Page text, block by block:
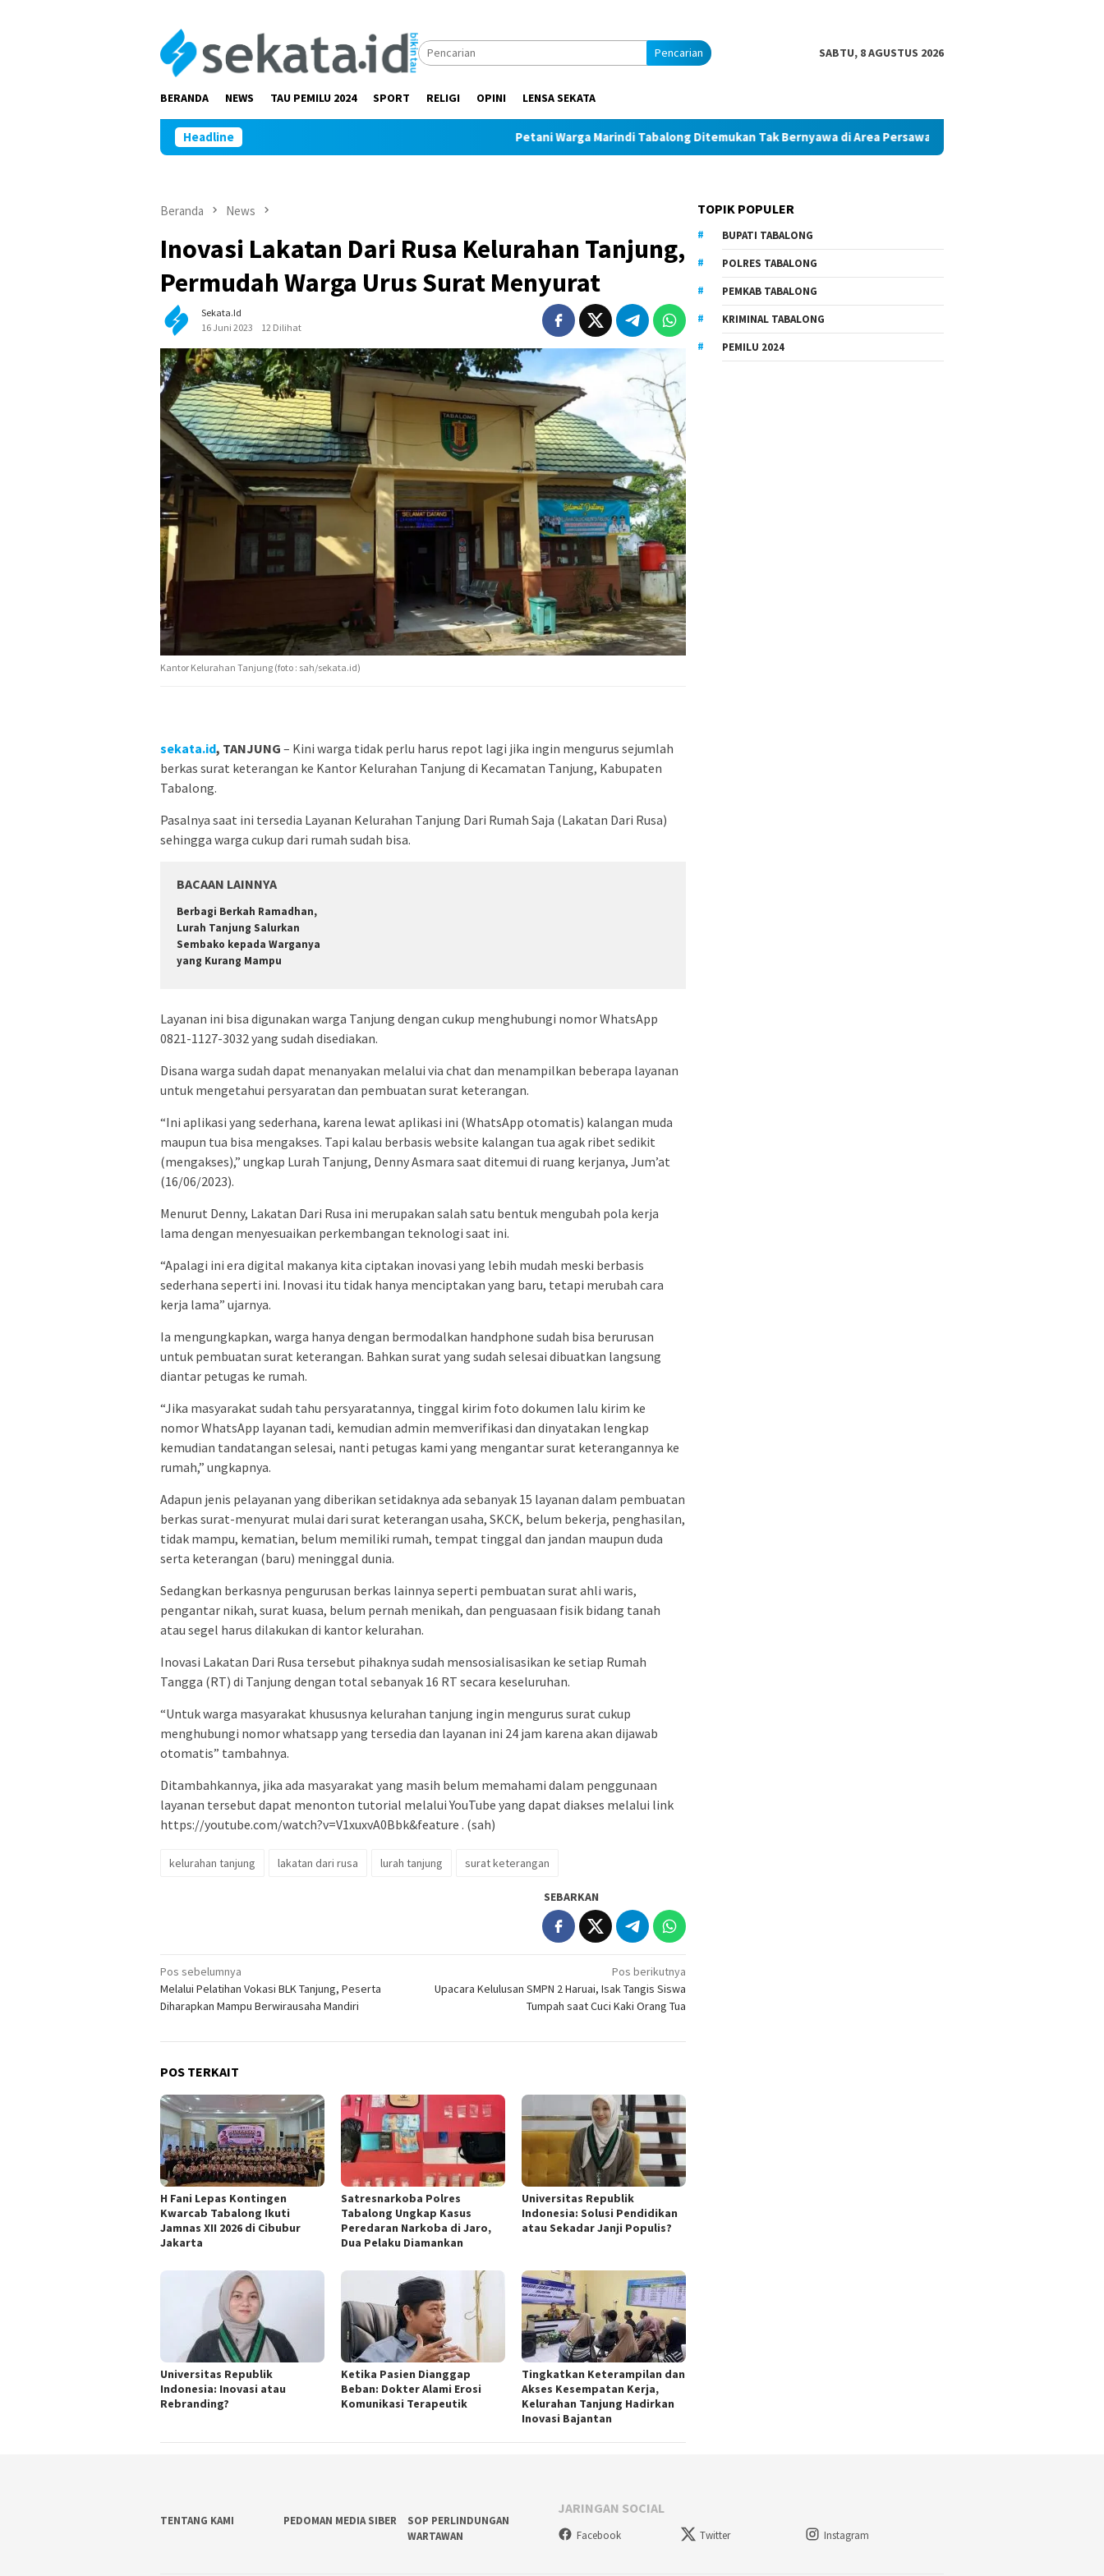
Pencarian SABTU, 8 AGUSTUS 2026
BERANDA NEWS TAU PEMILU 2024 SPORT RELIGI OPINI LENSA SEKATA
Headline Petani Warga Marindi Tabalong Ditemukan Tak Bernyawa di Area Persawahan Diduga Palsukan Ijazah SMKN
Beranda News
Inovasi Lakatan Dari Rusa Kelurahan Tanjung,
Permudah Warga Urus Surat Menyurat
Sekata.id
16 Juni 2023
12 Dilihat
Kantor Kelurahan Tanjung (foto : sah/sekata.id)
sekata.id, TANJUNG – Kini warga tidak perlu harus repot lagi jika ingin mengurus sejumlah
berkas surat keterangan ke Kantor Kelurahan Tanjung di Kecamatan Tanjung, Kabupaten
Tabalong.
Pasalnya saat ini tersedia Layanan Kelurahan Tanjung Dari Rumah Saja (Lakatan Dari Rusa)
sehingga warga cukup dari rumah sudah bisa.
BACAAN LAINNYA
Berbagi Berkah Ramadhan,
Lurah Tanjung Salurkan
Sembako kepada Warganya
yang Kurang Mampu
Layanan ini bisa digunakan warga Tanjung dengan cukup menghubungi nomor WhatsApp
0821-1127-3032 yang sudah disediakan.
Disana warga sudah dapat menanyakan melalui via chat dan menampilkan beberapa layanan
untuk mengetahui persyaratan dan pembuatan surat keterangan.
“Ini aplikasi yang sederhana, karena lewat aplikasi ini (WhatsApp otomatis) kalangan muda
maupun tua bisa mengakses. Tapi kalau berbasis website kalangan tua agak ribet sedikit
(mengakses),” ungkap Lurah Tanjung, Denny Asmara saat ditemui di ruang kerjanya, Jum’at
(16/06/2023).
Menurut Denny, Lakatan Dari Rusa ini merupakan salah satu bentuk mengubah pola kerja
lama dengan menyesuaikan perkembangan teknologi saat ini.
“Apalagi ini era digital makanya kita ciptakan inovasi yang lebih mudah meski berbasis
sederhana seperti ini. Inovasi itu tidak hanya menciptakan yang baru, tetapi merubah cara
kerja lama” ujarnya.
Ia mengungkapkan, warga hanya dengan bermodalkan handphone sudah bisa berurusan
untuk pembuatan surat keterangan. Bahkan surat yang sudah selesai dibuatkan langsung
diantar petugas ke rumah.
“Jika masyarakat sudah tahu persyaratannya, tinggal kirim foto dokumen lalu kirim ke
nomor WhatsApp layanan tadi, kemudian admin memverifikasi dan dinyatakan lengkap
kemudian tandatangan selesai, nanti petugas kami yang mengantar surat keterangannya ke
rumah,” ungkapnya.
Adapun jenis pelayanan yang diberikan setidaknya ada sebanyak 15 layanan dalam pembuatan
berkas surat-menyurat mulai dari surat keterangan usaha, SKCK, belum bekerja, penghasilan,
tidak mampu, kematian, belum memiliki rumah, tempat tinggal dan jandan maupun duda
serta keterangan (baru) meninggal dunia.
Sedangkan berkasnya pengurusan berkas lainnya seperti pembuatan surat ahli waris,
pengantar nikah, surat kuasa, belum pernah menikah, dan penguasaan fisik bidang tanah
atau segel harus dilakukan di kantor kelurahan.
Inovasi Lakatan Dari Rusa tersebut pihaknya sudah mensosialisasikan ke setiap Rumah
Tangga (RT) di Tanjung dengan total sebanyak 16 RT secara keseluruhan.
“Untuk warga masyarakat khususnya kelurahan tanjung ingin mengurus surat cukup
menghubungi nomor whatsapp yang tersedia dan layanan ini 24 jam karena akan dijawab
otomatis” tambahnya.
Ditambahkannya, jika ada masyarakat yang masih belum memahami dalam penggunaan
layanan tersebut dapat menonton tutorial melalui YouTube yang dapat diakses melalui link
https://youtube.com/watch?v=V1xuxvA0Bbk&feature . (sah)
kelurahan tanjung lakatan dari rusa lurah tanjung surat keterangan
SEBARKAN
Navigasi
pos
Pos sebelumnya
Melalui Pelatihan Vokasi BLK Tanjung, Peserta
Diharapkan Mampu Berwirausaha Mandiri
Pos berikutnya
Upacara Kelulusan SMPN 2 Haruai, Isak Tangis Siswa
Tumpah saat Cuci Kaki Orang Tua
POS TERKAIT
H Fani Lepas Kontingen
Kwarcab Tabalong Ikuti
Jamnas XII 2026 di Cibubur
Jakarta
Satresnarkoba Polres
Tabalong Ungkap Kasus
Peredaran Narkoba di Jaro,
Dua Pelaku Diamankan
Universitas Republik
Indonesia: Solusi Pendidikan
atau Sekadar Janji Populis?
Universitas Republik
Indonesia: Inovasi atau
Rebranding?
Ketika Pasien Dianggap
Beban: Dokter Alami Erosi
Komunikasi Terapeutik
Tingkatkan Keterampilan dan
Akses Kesempatan Kerja,
Kelurahan Tanjung Hadirkan
Inovasi Bajantan
TOPIK POPULER
BUPATI TABALONG
POLRES TABALONG
PEMKAB TABALONG
KRIMINAL TABALONG
PEMILU 2024
TENTANG KAMI PEDOMAN MEDIA SIBER
SOP PERLINDUNGAN
WARTAWAN
JARINGAN SOCIAL
Facebook Twitter Instagram